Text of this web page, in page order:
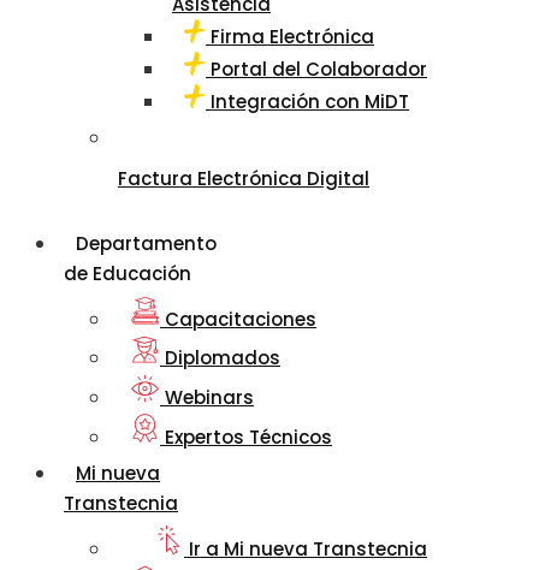
Firma Electrónica
Portal del Colaborador
Integración con MiDT
Factura Electrónica Digital
Departamento
de Educación
Capacitaciones
Diplomados
Webinars
Expertos Técnicos
Mi nueva
Transtecnia
Ir a Mi nueva Transtecnia